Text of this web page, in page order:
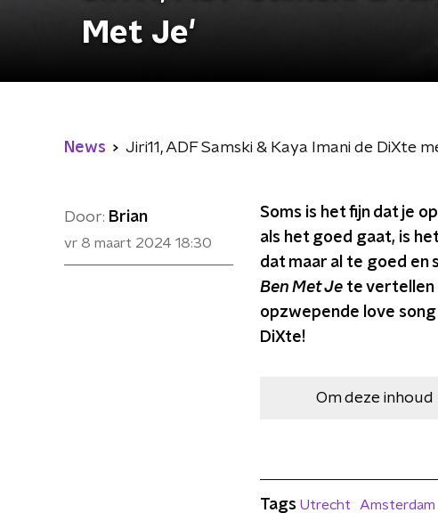
Met Je'
News Jiri11, ADF Samski & Kaya Imani de DiXte
Door: Brian
vr 8 maart 2024 18:30
Soms is het fijn dat je
als het goed gaat, is
dat maar al te goed en
Ben Met Je te vertellen
opzwepende love
DiXte!
Om deze
Tags Utrecht Amsterdam